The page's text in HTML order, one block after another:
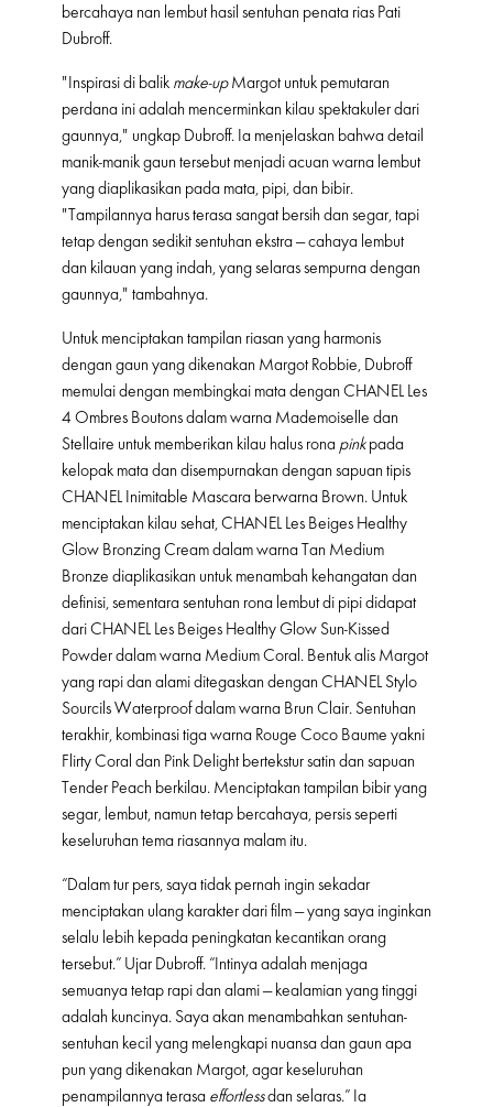
bercahaya nan lembut hasil sentuhan penata rias Pati
Dubroff.
"Inspirasi di balik make-upMargot untuk pemutaran
perdana ini adalah mencerminkan kilau spektakuler dari
gaunnya," ungkap Dubroff. Ia menjelaskan bahwa detail
manik-manik gaun tersebut menjadi acuan warna lembut
yang diaplikasikan pada mata, pipi, dan bibir.
"Tampilannya harus terasa sangat bersih dan segar, tapi
tetap dengan sedikit sentuhan ekstra — cahaya lembut
dan kilauan yang indah, yang selaras sempurna dengan
gaunnya," tambahnya.
Untuk menciptakan tampilan riasan yang harmonis
dengan gaun yang dikenakan Margot Robbie, Dubroff
memulai dengan membingkai mata dengan CHANEL Les
4 Ombres Boutons dalam warna Mademoiselle dan
Stellaire untuk memberikan kilau halus rona pinkpada
kelopak mata dan disempurnakan dengan sapuan tipis
CHANEL Inimitable Mascara berwarna Brown. Untuk
menciptakan kilau sehat, CHANEL Les Beiges Healthy
Glow Bronzing Cream dalam warna Tan Medium
Bronze diaplikasikan untuk menambah kehangatan dan
definisi, sementara sentuhan rona lembut di pipi didapat
dari CHANEL Les Beiges Healthy Glow Sun-Kissed
Powder dalam warna Medium Coral. Bentuk alis Margot
yang rapi dan alami ditegaskan dengan CHANEL Stylo
Sourcils Waterproof dalam warna Brun Clair. Sentuhan
terakhir, kombinasi tiga warna Rouge Coco Baume yakni
Flirty Coral dan Pink Delight bertekstur satin dan sapuan
Tender Peach berkilau. Menciptakan tampilan bibir yang
segar, lembut, namun tetap bercahaya, persis seperti
keseluruhan tema riasannya malam itu.
“Dalam tur pers, saya tidak pernah ingin sekadar
menciptakan ulang karakter dari film — yang saya inginkan
selalu lebih kepada peningkatan kecantikan orang
tersebut.” Ujar Dubroff. “Intinya adalah menjaga
semuanya tetap rapi dan alami — kealamian yang tinggi
adalah kuncinya. Saya akan menambahkan sentuhan-
sentuhan kecil yang melengkapi nuansa dan gaun apa
pun yang dikenakan Margot, agar keseluruhan
penampilannya terasa effortlessdan selaras.” Ia